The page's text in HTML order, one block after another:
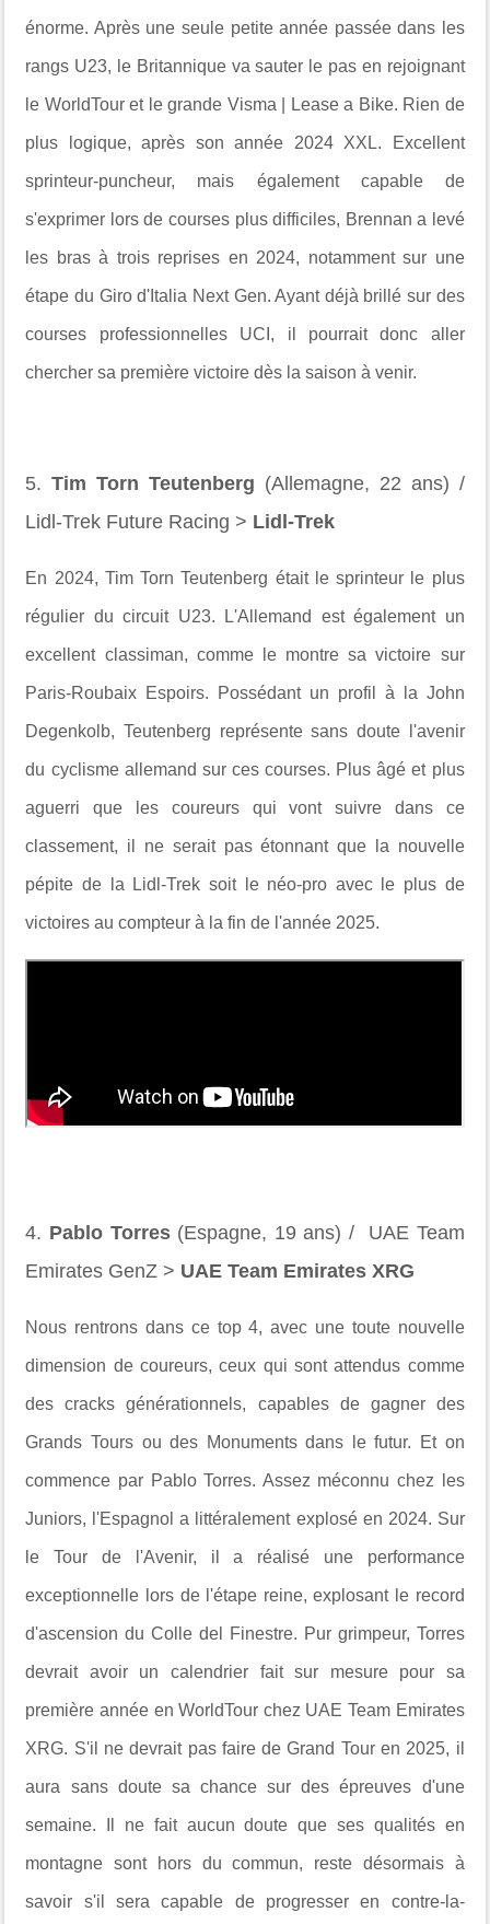
énorme. Après une seule petite année passée dans les
rangs U23, le Britannique va sauter le pas en rejoignant
le WorldTour et le grande Visma | Lease a Bike. Rien de
plus logique, après son année 2024 XXL. Excellent
sprinteur-puncheur, mais également capable de
s'exprimer lors de courses plus difficiles, Brennan a levé
les bras à trois reprises en 2024, notamment sur une
étape du Giro d'Italia Next Gen. Ayant déjà brillé sur des
courses professionnelles UCI, il pourrait donc aller
chercher sa première victoire dès la saison à venir.
5.Tim Torn Teutenberg (Allemagne, 22 ans) /
Lidl-Trek Future Racing > Lidl-Trek
En 2024, Tim Torn Teutenberg était le sprinteur le plus
régulier du circuit U23. L'Allemand est également un
excellent classiman, comme le montre sa victoire sur
Paris-Roubaix Espoirs. Possédant un profil à la John
Degenkolb, Teutenberg représente sans doute l'avenir
du cyclisme allemand sur ces courses. Plus âgé et plus
aguerri que les coureurs qui vont suivre dans ce
classement, il ne serait pas étonnant que la nouvelle
pépite de la Lidl-Trek soit le néo-pro avec le plus de
victoires au compteur à la fin de l'année 2025.
4. Pablo Torres(Espagne, 19 ans) / UAE Team
Emirates GenZ > UAE Team Emirates XRG
Nous rentrons dans ce top 4, avec une toute nouvelle
dimension de coureurs, ceux qui sont attendus comme
des cracks générationnels, capables de gagner des
Grands Tours ou des Monuments dans le futur. Et on
commence par Pablo Torres. Assez méconnu chez les
Juniors, l'Espagnol a littéralement explosé en 2024. Sur
le Tour de l'Avenir, il a réalisé une performance
exceptionnelle lors de l'étape reine, explosant le record
d'ascension du Colle del Finestre. Pur grimpeur, Torres
devrait avoir un calendrier fait sur mesure pour sa
première année en WorldTour chez UAE Team Emirates
XRG. S'il ne devrait pas faire de Grand Tour en 2025, il
aura sans doute sa chance sur des épreuves d'une
semaine. Il ne fait aucun doute que ses qualités en
montagne sont hors du commun, reste désormais à
savoir s'il sera capable de progresser en contre-la-